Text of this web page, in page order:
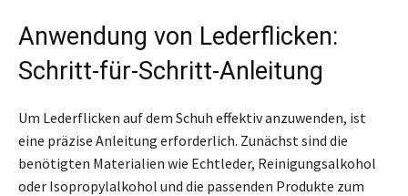
Anwendung von Lederflicken:
Schritt-für-Schritt-Anleitung
Um Lederflicken auf dem Schuh effektiv anzuwenden, ist
eine präzise Anleitung erforderlich. Zunächst sind die
benötigten Materialien wie Echtleder, Reinigungsalkohol
oder Isopropylalkohol und die passenden Produkte zum